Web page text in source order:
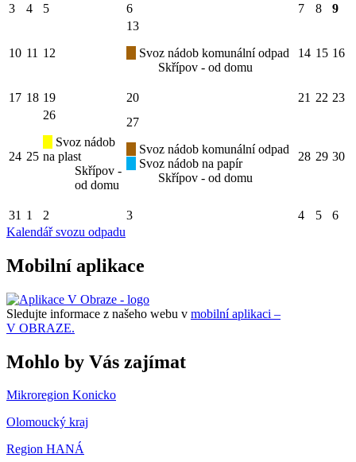
3 4 5 6 7 8 9
10 11 12
13
Svoz nádob komunální odpad
Skřípov - od domu
14 15 16
17 18 19 20 21 22 23
24 25
26
Svoz nádob
na plast
Skřípov -
od domu
27
Svoz nádob komunální odpad
Svoz nádob na papír
Skřípov - od domu
28 29 30
31 1 2 3 4 5
6
Kalendář svozu odpadu
Mobilní aplikace
Sledujte informace z našeho webu v mobilní aplikaci –
V OBRAZE.
Mohlo by Vás zajímat
Mikroregion Konicko
Olomoucký kraj
Region HANÁ